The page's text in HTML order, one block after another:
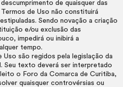
de quaisquer das
de Uso não constituirá
Sendo novação a criação
e/ou exclusão das
impedirá ou inibirá a
tempo.
são regidos pela legislação da
Seu texto deverá ser interpretado
o Foro da Comarca de Curitiba,
quaisquer controvérsias ou